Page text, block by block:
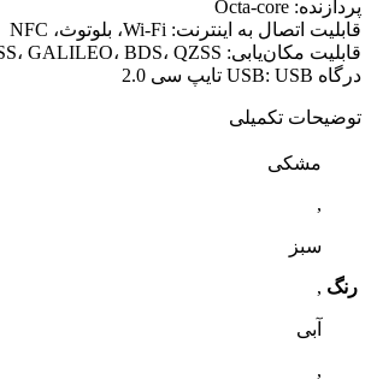
پردازنده: Octa-core
قابلیت اتصال به اینترنت: Wi-Fi، بلوتوث، NFC
قابلیت مکان‌یابی: GPS، GLONASS، GALILEO، BDS، QZSS
درگاه USB: USB تایپ سی 2.0
توضیحات تکمیلی
رنگ
مشکی
,
سبز
,
آبی
,